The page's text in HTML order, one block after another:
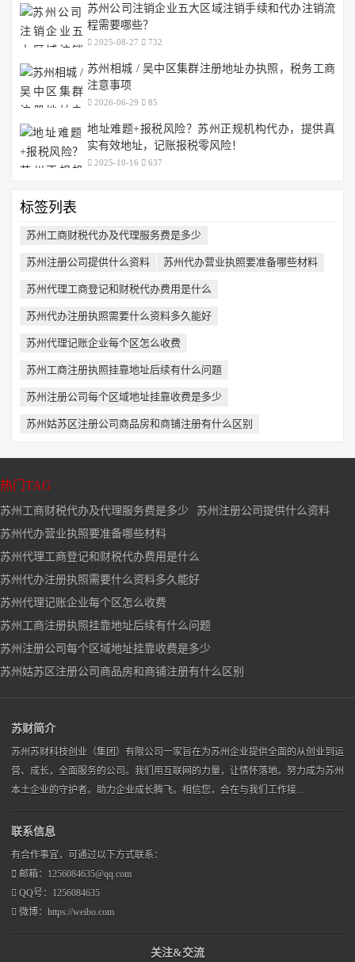
苏州公司注销企业五大区域注销手续和代办注销流
程需要哪些？
2025-08-27 732
苏州相城 / 吴中区集群注册地址办执照，税务工商
注意事项
2026-06-29 85
地址难题+报税风险？苏州正规机构代办，提供真
实有效地址，记账报税零风险！
2025-10-16 637
标签列表
苏州工商财税代办及代理服务费是多少
苏州注册公司提供什么资料 苏州代办营业执照要准备哪些材料
苏州代理工商登记和财税代办费用是什么
苏州代办注册执照需要什么资料多久能好
苏州代理记账企业每个区怎么收费
苏州工商注册执照挂靠地址后续有什么问题
苏州注册公司每个区域地址挂靠收费是多少
苏州姑苏区注册公司商品房和商铺注册有什么区别
热门TAG
苏州工商财税代办及代理服务费是多少
苏州注册公司提供什么资料
苏州代办营业执照要准备哪些材料
苏州代理工商登记和财税代办费用是什么
苏州代办注册执照需要什么资料多久能好
苏州代理记账企业每个区怎么收费
苏州工商注册执照挂靠地址后续有什么问题
苏州注册公司每个区域地址挂靠收费是多少
苏州姑苏区注册公司商品房和商铺注册有什么区别
苏财简介
苏州苏财科技创业（集团）有限公司一家旨在为苏州企业提供全面的从创业到运
营、成长，全面服务的公司。我们用互联网的力量，让情怀落地。努力成为苏州
本土企业的守护者。助力企业成长腾飞。相信您，会在与我们工作接...
联系信息
有合作事宜，可通过以下方式联系：
邮箱：1256084635@qq.com
QQ号：1256084635
微博：https://weibo.com
关注&交流